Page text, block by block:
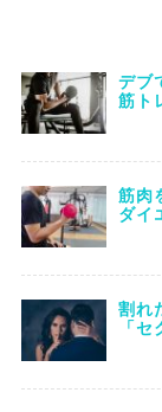
デブ
筋ト
筋肉
ダイ
割れ
「